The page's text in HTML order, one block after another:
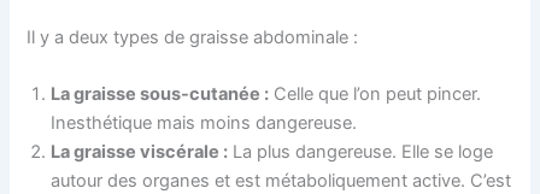
Il y a deux types de graisse abdominale :
La graisse sous-cutanée : Celle que l’on peut pincer.
Inesthétique mais moins dangereuse.
La graisse viscérale : La plus dangereuse. Elle se loge
autour des organes et est métaboliquement active. C’est